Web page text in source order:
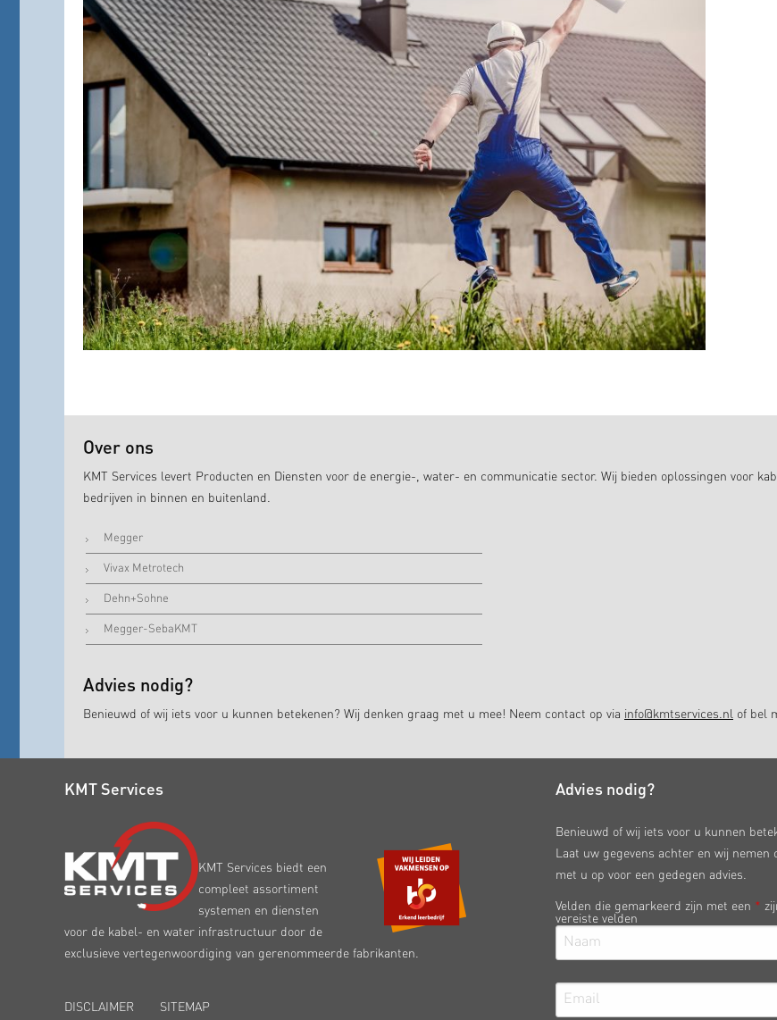
Over ons
KMT Services levert Producten en Diensten voor de energie-, water- en communicatie sector. Wij bieden oplossingen voor
bedrijven in binnen en buitenland.
Megger
Vivax Metrotech
Dehn+Sohne
Megger-SebaKMT
Advies nodig?
Benieuwd of wij iets voor u kunnen betekenen? Wij denken graag met u mee! Neem contact op via info@kmtservices.nl of bel
KMT Services
KMT Services biedt een
compleet assortiment
systemen en diensten
voor de kabel- en water infrastructuur door de
exclusieve vertegenwoordiging van gerenommeerde fabrikanten.
DISCLAIMER SITEMAP
Advies nodig?
Benieuwd of wij iets voor u kunnen
Laat uw gegevens achter en wij nemen
met u op voor een gedegen advies.
Velden die gemarkeerd zijn met een *
vereiste velden